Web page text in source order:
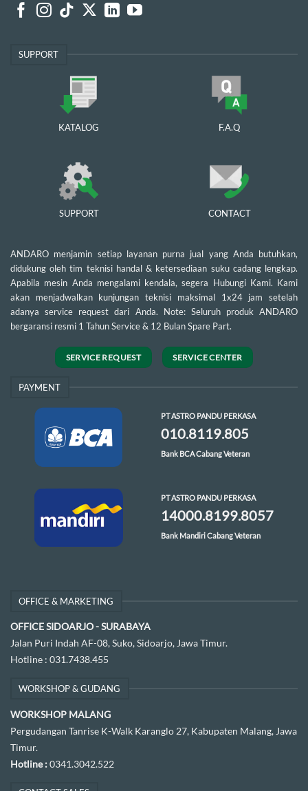
SUPPORT
KATALOG F.A.Q
SUPPORT CONTACT
ANDARO menjamin setiap layanan purna jual yang Anda butuhkan,
didukung oleh tim teknisi handal & ketersediaan suku cadang lengkap.
Apabila mesin Anda mengalami kendala, segera Hubungi Kami. Kami
akan menjadwalkan kunjungan teknisi maksimal 1x24 jam setelah
adanya service request dari Anda. Note: Seluruh produk ANDARO
bergaransi resmi 1 Tahun Service & 12 Bulan Spare Part.
SERVICE REQUEST SERVICE CENTER
PAYMENT
PT ASTRO PANDU PERKASA
010.8119.805
Bank BCA Cabang Veteran
PT ASTRO PANDU PERKASA
14000.8199.8057
Bank Mandiri Cabang Veteran
OFFICE & MARKETING
OFFICE SIDOARJO - SURABAYA
Jalan Puri Indah AF-08, Suko, Sidoarjo, Jawa Timur.
Hotline : 031.7438.455
WORKSHOP & GUDANG
WORKSHOP MALANG
Pergudangan Tanrise K-Walk Karanglo 27, Kabupaten Malang, Jawa
Timur.
Hotline :0341.3042.522